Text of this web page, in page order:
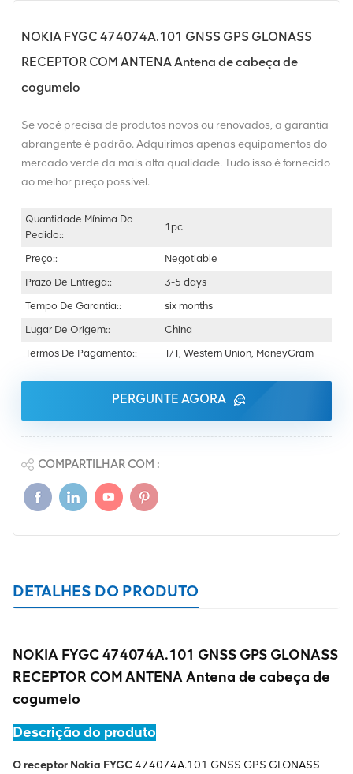
NOKIA FYGC 474074A.101 GNSS GPS GLONASS
RECEPTOR COM ANTENA Antena de cabeça de
cogumelo
Se você precisa de produtos novos ou renovados, a garantia
abrangente é padrão. Adquirimos apenas equipamentos do
mercado verde da mais alta qualidade. Tudo isso é fornecido
ao melhor preço possível.
Quantidade Mínima Do
Pedido::
1pc
Preço::
Negotiable
Prazo De Entrega::
3-5 days
Tempo De Garantia::
six months
Lugar De Origem::
China
Termos De Pagamento::
T/T, Western Union, MoneyGram
PERGUNTE AGORA
COMPARTILHAR COM :
DETALHES DO PRODUTO
NOKIA FYGC 474074A.101 GNSS GPS GLONASS
RECEPTOR COM ANTENA Antena de cabeça de
cogumelo
Descrição do produto
O receptor Nokia FYGC474074A.101 GNSS GPS GLONASS